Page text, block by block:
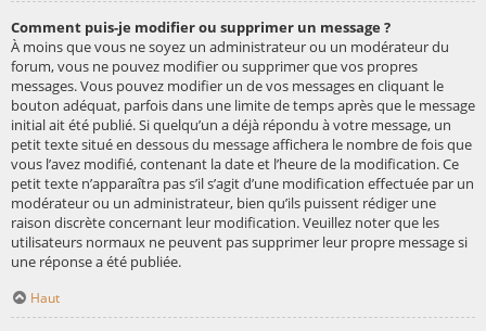
Comment puis-je modifier ou supprimer un message ?
À moins que vous ne soyez un administrateur ou un modérateur du
forum, vous ne pouvez modifier ou supprimer que vos propres
messages. Vous pouvez modifier un de vos messages en cliquant le
bouton adéquat, parfois dans une limite de temps après que le message
initial ait été publié. Si quelqu’un a déjà répondu à votre message, un
petit texte situé en dessous du message affichera le nombre de fois que
vous l’avez modifié, contenant la date et l’heure de la modification. Ce
petit texte n’apparaîtra pas s’il s’agit d’une modification effectuée par un
modérateur ou un administrateur, bien qu’ils puissent rédiger une
raison discrète concernant leur modification. Veuillez noter que les
utilisateurs normaux ne peuvent pas supprimer leur propre message si
une réponse a été publiée.
Haut